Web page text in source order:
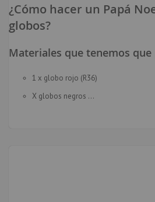
¿Cómo hacer un Papá
globos?
Materiales que tenemos
1 x globo rojo (R36)
X globos negros ...